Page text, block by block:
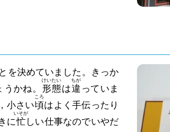
を決めていました。きっか
かね。 形態
けいたい
は違
ちが
っていま
小さい頃
ころ
はよく手伝ったり
に忙
いそが
しい仕事なのでいやだ